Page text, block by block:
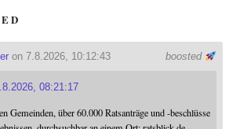
boosted
on 7.8.2026, 10:12:43
08:21:17
Gemeinden, über 60.000 Ratsanträge und -beschlüsse